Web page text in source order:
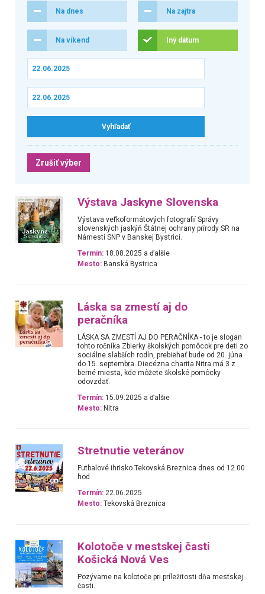
Na dnes Na zajtra
Na víkend Iný dátum
Zrušiť výber
Výstava Jaskyne Slovenska
Výstava veľkoformátových fotografií Správy
slovenských jaskýň Štátnej ochrany prírody SR na
Námestí SNP v Banskej Bystrici.
Termín: 18.08.2025 a ďalšie
Mesto: Banská Bystrica
Láska sa zmestí aj do
peračníka
LÁSKA SA ZMESTÍ AJ DO PERAČNÍKA - to je slogan
tohto ročníka Zbierky školských pomôcok pre deti zo
sociálne slabších rodín, prebiehať bude od 20. júna
do 15. septembra. Diecézna charita Nitra má 3 z
berné miesta, kde môžete školské pomôcky
odovzdať.
Termín: 15.09.2025 a ďalšie
Mesto: Nitra
Stretnutie veteránov
Futbalové ihrisko Tekovská Breznica dnes od 12.00
hod.
Termín: 22.06.2025
Mesto: Tekovská Breznica
Kolotoče v mestskej časti
Košická Nová Ves
Pozývame na kolotoče pri príležitosti dňa mestskej
časti.